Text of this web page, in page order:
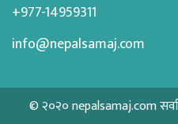
+977-14959311
info@nepalsamaj.com
© २०२० nepalsamaj.com